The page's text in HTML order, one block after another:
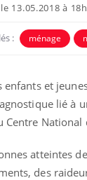
13.05.2018 à
: ménage
enfants et
lié à
Centre National
atteintes
des